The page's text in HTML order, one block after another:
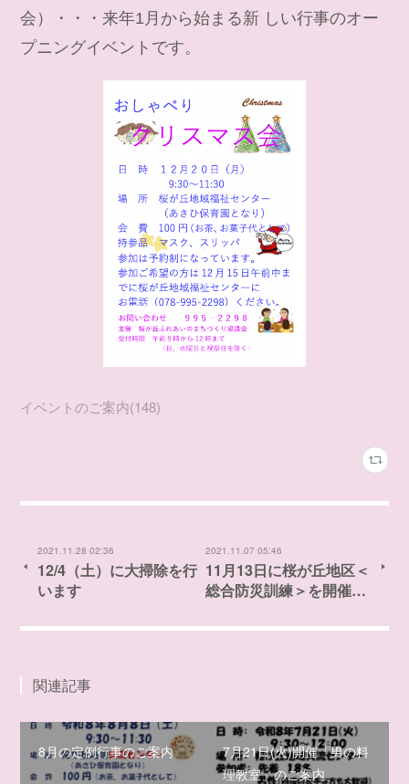
会）・・・来年1月から始まる新 しい行事のオー
プニングイベントです。
イベントのご案内(148)
2021.11.28 02:36
12/4（土）に大掃除を行
います
2021.11.07 05:46
11月13日に桜が丘地区＜
総合防災訓練＞を開催…
関連記事
8月の定例行事のご案内
7月21日(火)開催「男の料
理教室」のご案内